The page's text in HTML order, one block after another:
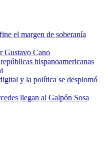
el margen de soberanía
Gustavo Cano
hispanoamericanas
y la política se desplomó
llegan al Galpón Sosa